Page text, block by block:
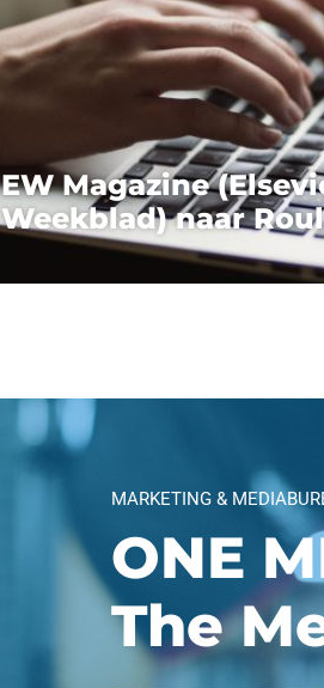
EW Magazine
Weekblad) naar
MARKETING &
ONE
The